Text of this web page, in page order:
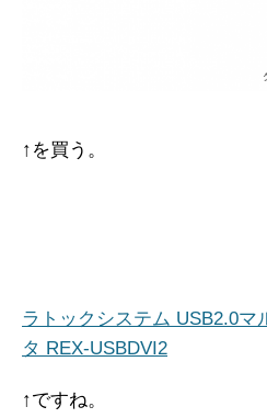
↑を買う。
ラトックシステム USB2.0マ
タ REX-USBDVI2
↑ですね。